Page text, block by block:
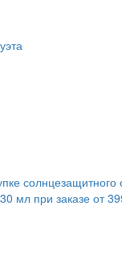
солнцезащитного
мл при заказе от